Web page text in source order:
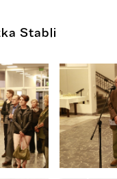
Stabli